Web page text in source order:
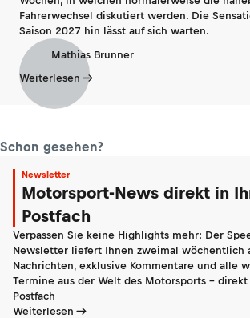
Fahrerwechsel diskutiert werden. Die
Saison 2027 hin lässt auf sich warten.
Mathias Brunner
Weiterlesen
Schon gesehen?
Newsletter
Motorsport-News direkt in
Postfach
Verpassen Sie keine Highlights mehr: Der
Newsletter liefert Ihnen zweimal wöchentlich
Nachrichten, exklusive Kommentare und alle
Termine aus der Welt des Motorsports - direkt
Postfach
Weiterlesen